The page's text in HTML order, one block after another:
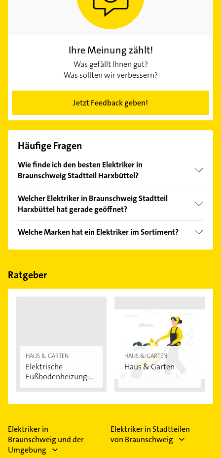
Ihre Meinung zählt!
Was gefällt Ihnen gut?
Was sollten wir verbessern?
Jetzt Feedback geben!
Häufige Fragen
Wie finde ich den besten Elektriker in
Braunschweig Stadtteil Harxbüttel?
Kundenmeinungen und profitieren Sie von den
Empfehlungen. Die Suchergebnisse können Sie sich
Welcher Elektriker in Braunschweig Stadtteil
Harxbüttel hat gerade geöffnet?
Bitte beachten Sie, dass diese an Sonn- und
Feiertagen abweichen können.
Welche Marken hat ein Elektriker im Sortiment?
Der Elektriker verkauft Marken wie Berker, Gira,
Ratgeber
HAUS & GARTEN
Elektrische
Fußbodenheizung:
HAUS & GARTEN
Haus & Garten
Elektriker in
Braunschweig und der
Umgebung
Elektriker in Stadtteilen
von Braunschweig